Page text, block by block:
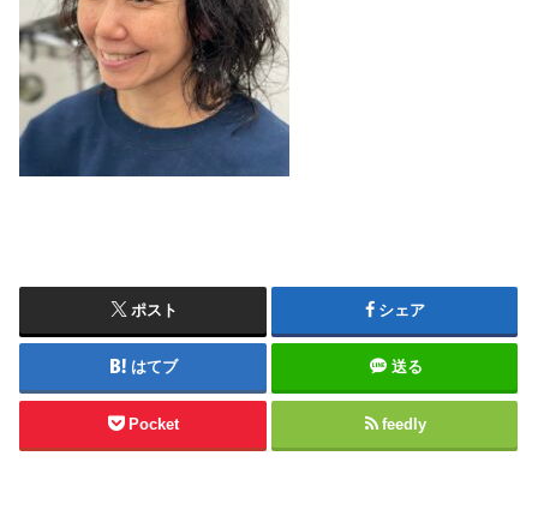
ポスト シェア
はてブ 送る
Pocket feedly